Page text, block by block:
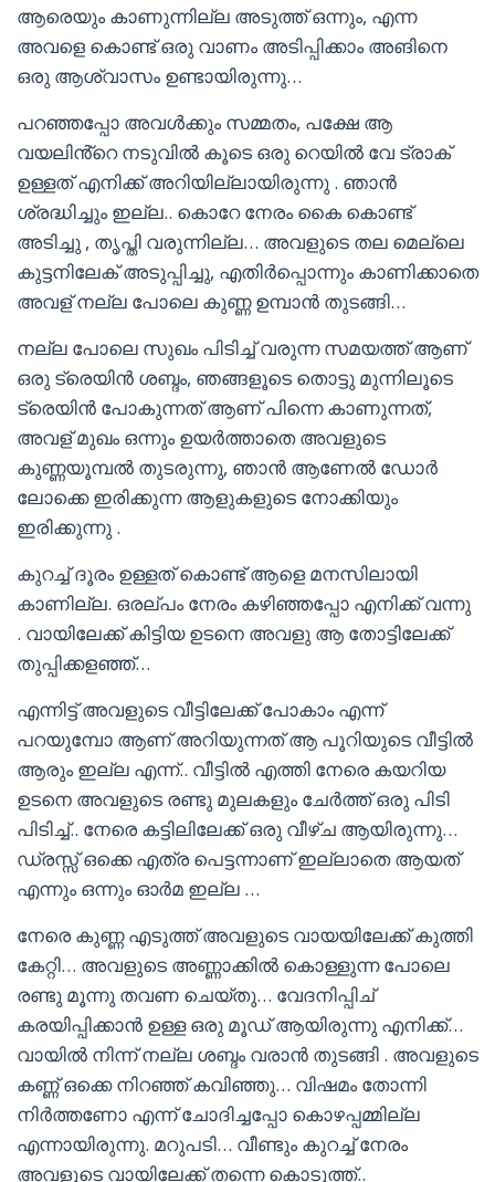
ആരെയും കാണുന്നില്ല അടുത്ത് ഒന്നും, എന്ന
അവളെ കൊണ്ട് ഒരു വാണം അടിപ്പിക്കാം അങിനെ
ഒരു ആശ്വാസം ഉണ്ടായിരുന്നു…
പറഞ്ഞപ്പോ അവൾക്കും സമ്മതം, പക്ഷേ ആ
വയലിൻ്റെ നടുവിൽ കൂടെ ഒരു റെയിൽ വേ ട്രാക്
ഉള്ളത് എനിക്ക് അറിയില്ലായിരുന്നു . ഞാൻ
ശ്രദ്ധിച്ചും ഇല്ല.. കൊറേ നേരം കൈ കൊണ്ട്
അടിച്ചു , തൃപ്തി വരുന്നില്ല… അവളുടെ തല മെല്ലെ
കുട്ടനിലേക് അടുപ്പിച്ചു, എതിർപ്പൊന്നും കാണിക്കാതെ
അവള് നല്ല പോലെ കുണ്ണ ഉമ്പാൻ തുടങ്ങി…
നല്ല പോലെ സുഖം പിടിച്ച് വരുന്ന സമയത്ത് ആണ്
ഒരു ട്രെയിൻ ശബ്ദം, ഞങ്ങളൂടെ തൊട്ടു മുന്നിലൂടെ
ട്രെയിൻ പോകുന്നത് ആണ് പിന്നെ കാണുന്നത്,
അവള് മുഖം ഒന്നും ഉയർത്താതെ അവളുടെ
കുണ്ണയൂമ്പൽ തുടരുന്നു, ഞാൻ ആണേൽ ഡോർ
ലോക്കെ ഇരിക്കുന്ന ആളുകളുടെ നോക്കിയും
ഇരിക്കുന്നു .
കുറച്ച് ദൂരം ഉള്ളത് കൊണ്ട് ആളെ മനസിലായി
കാണില്ല. ഒരല്പം നേരം കഴിഞ്ഞപ്പോ എനിക്ക് വന്നു
. വായിലേക്ക് കിട്ടിയ ഉടനെ അവളു ആ തോട്ടിലേക്ക്
തുപ്പിക്കളഞ്ഞ്…
എന്നിട്ട് അവളുടെ വീട്ടിലേക്ക് പോകാം എന്ന്
പറയുമ്പോ ആണ് അറിയുന്നത് ആ പൂറിയുടെ വീട്ടിൽ
ആരും ഇല്ല എന്ന്.. വീട്ടിൽ എത്തി നേരെ കയറിയ
ഉടനെ അവളുടെ രണ്ടു മുലകളും ചേർത്ത് ഒരു പിടി
പിടിച്ച്.. നേരെ കട്ടിലിലേക്ക് ഒരു വീഴ്ച ആയിരുന്നു…
ഡ്രസ്സ് ഒക്കെ എത്ര പെട്ടന്നാണ് ഇല്ലാതെ ആയത്
എന്നും ഒന്നും ഓർമ ഇല്ല …
നേരെ കുണ്ണ എടുത്ത് അവളുടെ വായയിലേക്ക് കുത്തി
കേറ്റി… അവളുടെ അണ്ണാക്കിൽ കൊള്ളുന്ന പോലെ
രണ്ടു മൂന്നു തവണ ചെയ്തു… വേദനിപ്പിച്
കരയിപ്പിക്കാൻ ഉള്ള ഒരു മൂഡ് ആയിരുന്നു എനിക്ക്…
വായിൽ നിന്ന് നല്ല ശബ്ദം വരാൻ തുടങ്ങി . അവളുടെ
കണ്ണ് ഒക്കെ നിറഞ്ഞ് കവിഞ്ഞു… വിഷമം തോന്നി
നിർത്തണോ എന്ന് ചോദിച്ചപ്പോ കൊഴപ്പമ്മില്ല
എന്നായിരുന്നു. മറുപടി… വീണ്ടും കുറച്ച് നേരം
അവളുടെ വായിലേക്ക് തന്നെ കൊടുത്ത്..